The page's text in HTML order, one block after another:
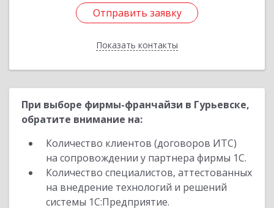
Отправить заявку
Показать контакты
Отправить заявку
Назад
При выборе фирмы-франчайзи в Гурьевске,
обратите внимание на:
Количество клиентов (договоров ИТС)
на сопровождении у партнера фирмы 1С.
Количество специалистов, аттестованных
на внедрение технологий и решений
системы 1С:Предприятие.